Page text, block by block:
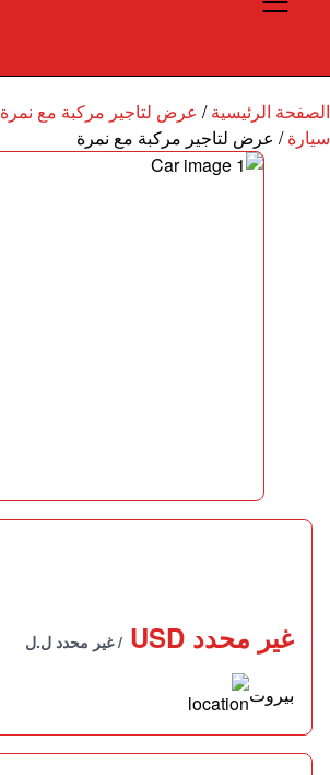
الصفحة الرئيسية/ عرض لتاجير مركبة مع نمرة
سيارة/ عرض لتاجير مركبة مع نمرة
غير محدد USD / غير محدد ل.ل
بيروت